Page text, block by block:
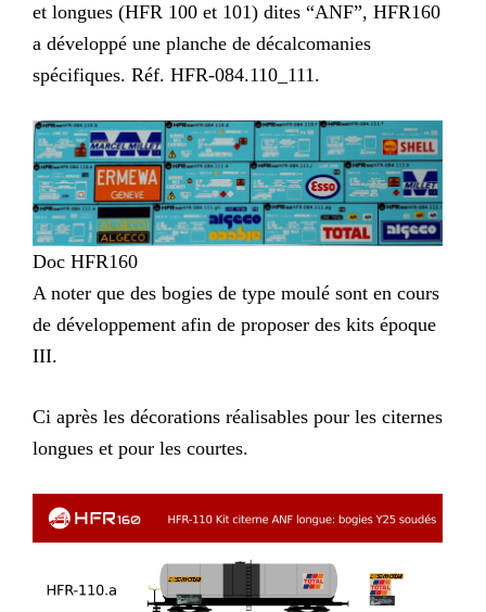
et longues (HFR 100 et 101) dites “ANF”, HFR160
a développé une planche de décalcomanies
spécifiques. Réf. HFR-084.110_111.
Doc HFR160
A noter que des bogies de type moulé sont en cours
de développement afin de proposer des kits époque
III.
Ci après les décorations réalisables pour les citernes
longues et pour les courtes.